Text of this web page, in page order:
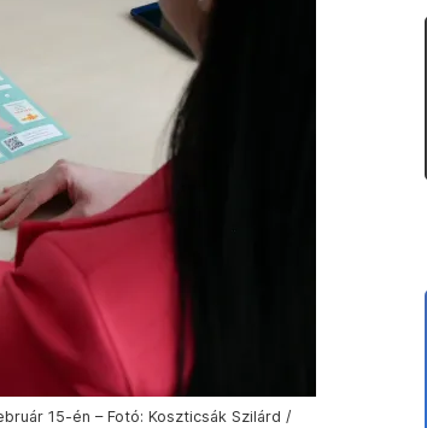
15-én – Fotó: Koszticsák Szilárd /